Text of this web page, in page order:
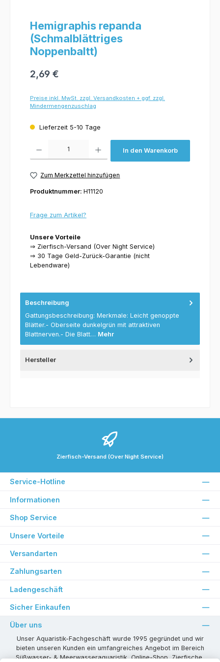
Hemigraphis repanda
(Schmalblättriges
Noppenbaltt)
2,69 €
Preise inkl. MwSt. zzgl. Versandkosten + ggf. zzgl.
Mindermengenzuschlag
Lieferzeit 5-10 Tage
In den Warenkorb
Zum Merkzettel hinzufügen
Produktnummer: H11120
Frage zum Artikel?
Unsere Vorteile
⇒ Zierfisch-Versand (Over Night Service)
⇒ 30 Tage Geld-Zurück-Garantie (nicht
Lebendware)
Beschreibung
Gattungsbeschreibung: Merkmale: Leicht genoppte
Blätter.- Oberseite dunkelgrün mit attraktiven
Blattnerven.- Die Blatt… Mehr
Hersteller
Zierfisch-Versand (Over Night Service)
Service-Hotline
Informationen
Shop Service
Unsere Vorteile
Versandarten
Zahlungsarten
Ladengeschäft
Sicher Einkaufen
Über uns
Unser Aquaristik-Fachgeschäft wurde 1995 gegründet und wir
bieten unseren Kunden ein umfangreiches Angebot im Bereich
Süßwasser- & Meerwasseraquaristik, Online-Shop, Zierfische,